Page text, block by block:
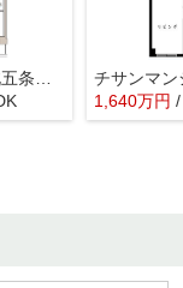
1,640万円